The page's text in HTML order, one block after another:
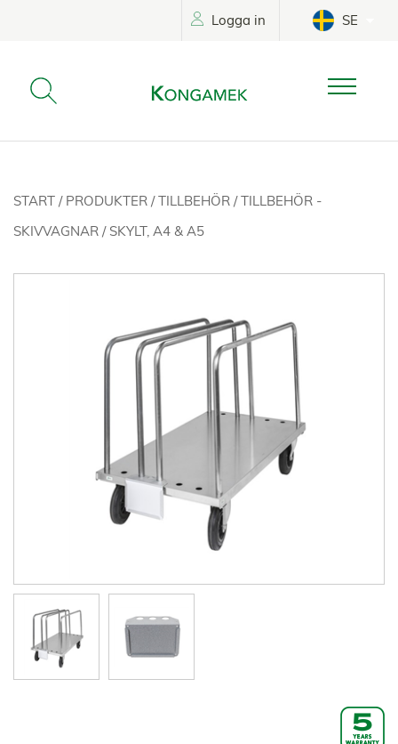
Logga in SE
START / PRODUKTER /TILLBEHÖR /TILLBEHÖR -
SKIVVAGNAR / SKYLT, A4 & A5